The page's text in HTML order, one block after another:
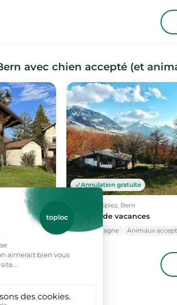
avec chien accepté (et
Barbecue
Annulation gratuite
Aeschi bei Spiez, Bern
Location de vacances
Vue montagne Animaux